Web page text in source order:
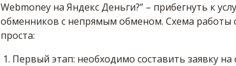
Webmoney на Яндекс Деньги?” – прибегнуть к
обменников с непрямым обменом. Схема работы
проста:
Первый этап: необходимо составить заявку